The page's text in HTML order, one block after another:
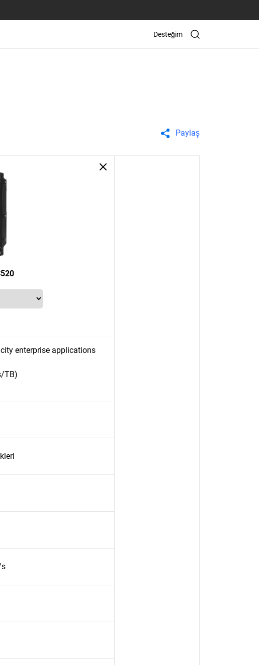
Desteğim
Paylaş
enterprise applications
TB)